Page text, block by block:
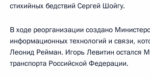
стихийных бедствий Сергей Шойгу.
В ходе реорганизации создано
информационных технологий и связи,
Леонид Рейман. Игорь Левитин остался
транспорта Российской Федерации.